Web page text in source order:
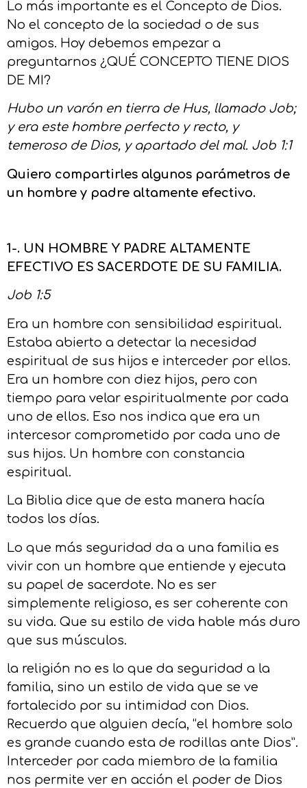
Lo más importante es el Concepto de Dios.
No el concepto de la sociedad o de sus
amigos. Hoy debemos empezar a
preguntarnos ¿QUÉ CONCEPTO TIENE DIOS
DE MI?
Hubo un varón en tierra de Hus, llamado Job;
y era este hombre perfecto y recto, y
temeroso de Dios, y apartado del mal. Job 1:1
Quiero compartirles algunos parámetros de
un hombre y padre altamente efectivo.
1-. UN HOMBRE Y PADRE ALTAMENTE
EFECTIVO ES SACERDOTE DE SU FAMILIA.
Job 1:5
Era un hombre con sensibilidad espiritual.
Estaba abierto a detectar la necesidad
espiritual de sus hijos e interceder por ellos.
Era un hombre con diez hijos, pero con
tiempo para velar espiritualmente por cada
uno de ellos. Eso nos indica que era un
intercesor comprometido por cada uno de
sus hijos. Un hombre con constancia
espiritual.
La Biblia dice que de esta manera hacía
todos los días.
Lo que más seguridad da a una familia es
vivir con un hombre que entiende y ejecuta
su papel de sacerdote. No es ser
simplemente religioso, es ser coherente con
su vida. Que su estilo de vida hable más duro
que sus músculos.
la religión no es lo que da seguridad a la
familia, sino un estilo de vida que se ve
fortalecido por su intimidad con Dios.
Recuerdo que alguien decía, “el hombre solo
es grande cuando esta de rodillas ante Dios”.
Interceder por cada miembro de la familia
nos permite ver en acción el poder de Dios